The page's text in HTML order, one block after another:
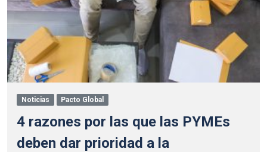
Noticias Pacto Global
4 razones por las que las PYMEs
deben dar prioridad a la